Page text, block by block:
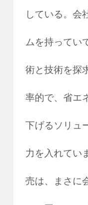
している。会
ムを持ってい
術と技術を探
率的で、省エ
下げるソリュ
力を入れてい
売は、まさに